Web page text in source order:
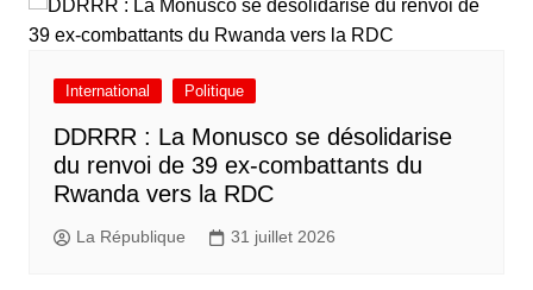
International Politique
DDRRR : La Monusco se désolidarise
du renvoi de 39 ex-combattants du
Rwanda vers la RDC
La République 31 juillet 2026